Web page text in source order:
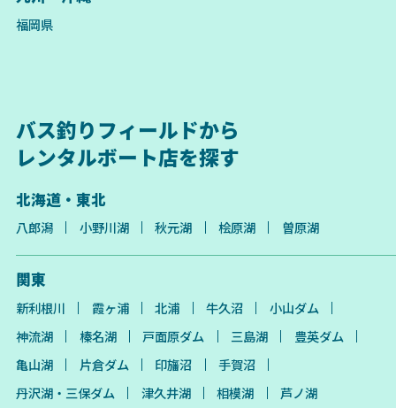
福岡県
バス釣りフィールドから
レンタルボート店を探す
北海道・東北
八郎潟 小野川湖 秋元湖 桧原湖 曽原湖
関東
新利根川 霞ヶ浦 北浦 牛久沼
小山ダム
神流湖
榛名湖 戸面原ダム 三島湖
豊英ダム
亀山湖
片倉ダム 印旛沼
手賀沼
丹沢湖・三保ダム
津久井湖 相模湖 芦ノ湖